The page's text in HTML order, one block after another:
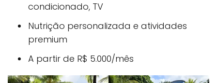
condicionado, TV
Nutrição personalizada e atividades
premium
A partir de R$ 5.000/mês